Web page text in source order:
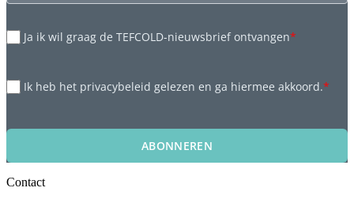
Ja ik wil graag de TEFCOLD-nieuwsbrief ontvangen*
Ik heb het privacybeleid gelezen en ga hiermee akkoord.*
ABONNEREN
Contact